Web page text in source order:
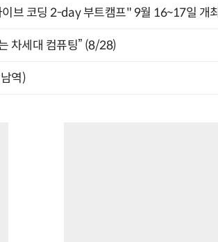
브 코딩 2-day 부트캠프" 9월 16~17일 개최
차세대 컴퓨팅” (8/28)
역)